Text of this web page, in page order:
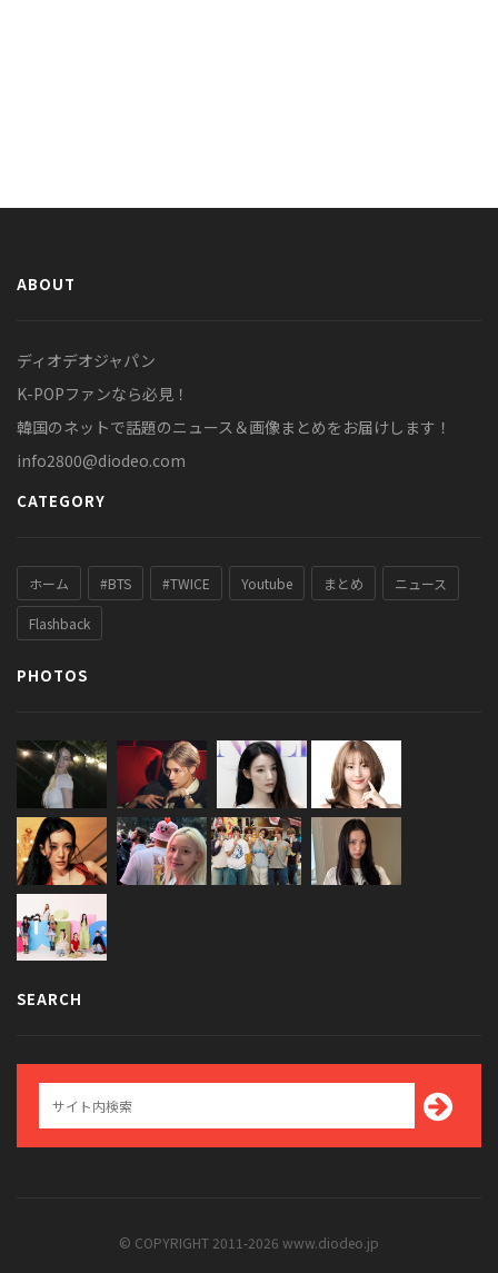
ABOUT
ディオデオジャパン
K-POPファンなら必見！
韓国のネットで話題のニュース＆画像まとめをお届けします！
info2800@diodeo.com
CATEGORY
ホーム #BTS #TWICE Youtube まとめ ニュース
Flashback
PHOTOS
SEARCH
© COPYRIGHT 2011-2026 www.diodeo.jp